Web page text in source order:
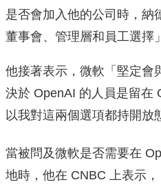
是否會加入他的公司時，納
董事會、管理層和員工選擇
他接著表示，微軟「堅定會
決於 OpenAI 的人員是留在
以我對這兩個選項都持開放
當被問及微軟是否需要在
地時，他在 CNBC 上表示